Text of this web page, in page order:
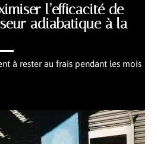
l’efficacité de
adiabatique à la
à rester au frais pendant les mois